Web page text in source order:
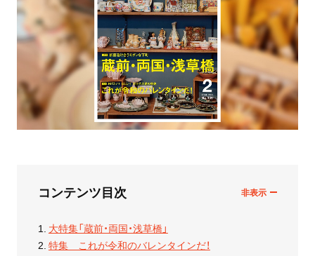
コンテンツ目次
大特集「蔵前・両国・浅草橋」
特集 これが令和のバレンタインだ！